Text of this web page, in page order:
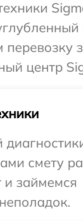
перевозку
центр
смету
и займемся